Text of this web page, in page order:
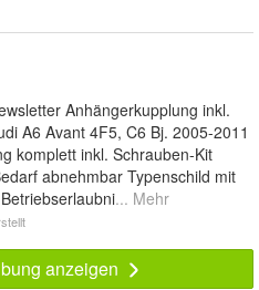
Anhängerkupplung inkl.
A6 Avant 4F5, C6 Bj. 2005-2011
komplett inkl. Schrauben-Kit
abnehmbar Typenschild mit
... Mehr
anzeigen